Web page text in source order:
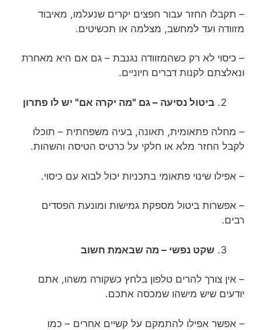
– תקבלו החזר עבור חפצים יקרים שנעלמו, מאיבוד
מזוודה ועד למחשב, מצלמה או תכשיטים.
– כיסוי לא רק כשהמזוודה נגנבת – גם אם היא מאחרת
ונאלצתם לקנות דברים חיוניים.
ביטול נסיעה – גם "מה יקרה אם" יש לו פתרון
– מחלה פתאומית, תאונה, בעיה משפחתית – תוכלו
לקבל החזר מלא או חלקי על כרטיס הטיסה והשהות.
– אפילו שינוי פתאומי בתכניות יכול לבוא עם כיסוי.
– אפשרות ביטול מספקת גמישות ומונעת הפסדים
רבים.
שקט נפשי – מה שבאמת חשוב
– אין צורך להרים טלפון בלחץ כשקורה משהו, אתם
יודעים שיש מישהו שמכסה אתכם.
– אפשר אפילו להתמקם על קשיים אחרים – כמו